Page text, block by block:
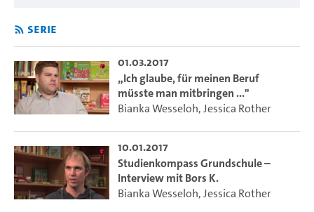
Serie
01.03.2017
„Ich glaube, für meinen Beruf
müsste man mitbringen ..."
Bianka Wesseloh,Jessica Rother
10.01.2017
Studienkompass Grundschule –
Interview mit Bors K.
Bianka Wesseloh,Jessica Rother